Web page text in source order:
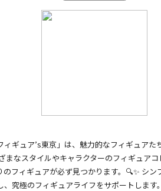
ィギュア’s東京」は、魅力的なフィギュア
まなスタイルやキャラクターのフィギュア
フィギュアが必ず見つかります。🔍✨ シ
究極のフィギュアライフをサポートします